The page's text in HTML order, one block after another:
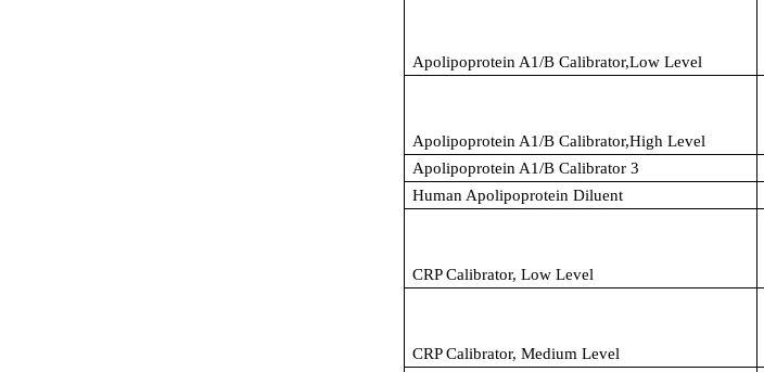
Apolipoprotein A1/B Calibrator,Low Level
Apolipoprotein A1/B Calibrator,High Level
Apolipoprotein A1/B Calibrator 3
Human Apolipoprotein Diluent
CRP Calibrator, Low Level
CRP Calibrator, Medium Level